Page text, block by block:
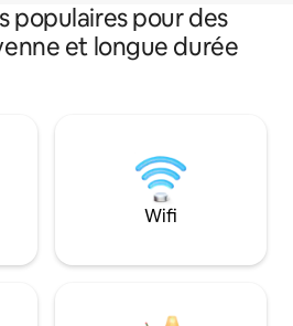
populaires pour des
et longue durée
Wifi